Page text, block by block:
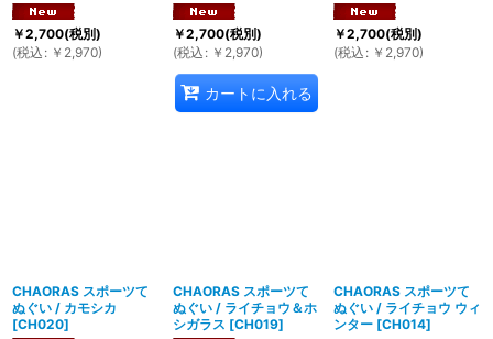
￥2,700(税別)
(税込 : ￥ 2,970)
￥2,700(税別)
(税込 : ￥ 2,970)
カートに入れる
￥2,700(税別)
(税込 : ￥ 2,970)
CHAORAS スポーツて
ぬぐい / カモシカ
[CH020]
CHAORAS スポーツて
ぬぐい / ライチョウ＆ホ
シガラス [CH019]
CHAORAS スポーツて
ぬぐい / ライチョウ ウィ
ンター [CH014]